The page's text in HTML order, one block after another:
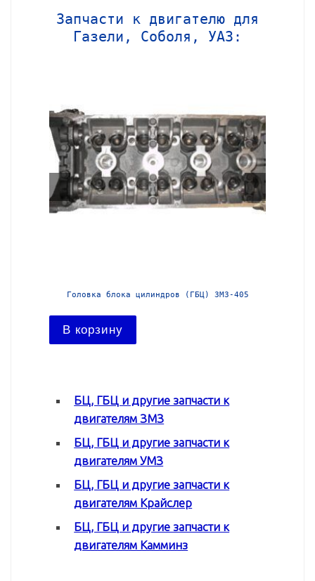
Запчасти к двигателю для
Газели, Соболя, УАЗ:
Головка блока цилиндров (ГБЦ) ЗМЗ-405
В корзину
БЦ, ГБЦ и другие запчасти к
двигателям ЗМЗ
БЦ, ГБЦ и другие запчасти к
двигателям УМЗ
БЦ, ГБЦ и другие запчасти к
двигателям Крайслер
БЦ, ГБЦ и другие запчасти к
двигателям Камминз